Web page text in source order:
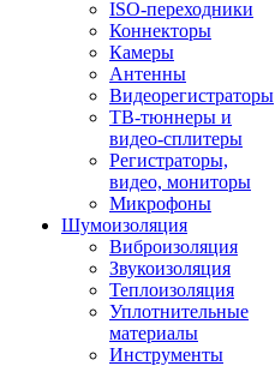
ISO-переходники
Коннекторы
Камеры
Антенны
Видеорегистраторы
ТВ-тюннеры и
видео-сплитеры
Регистраторы,
видео, мониторы
Микрофоны
Шумоизоляция
Виброизоляция
Звукоизоляция
Теплоизоляция
Уплотнительные
материалы
Инструменты